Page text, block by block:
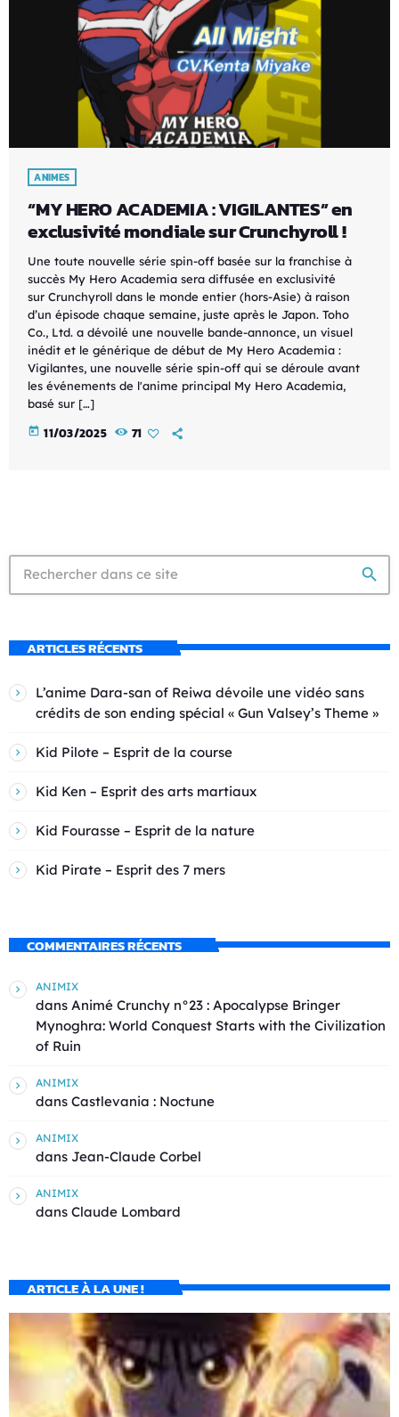
ANIMES
“MY HERO ACADEMIA : VIGILANTES” en
exclusivité mondiale sur Crunchyroll !
Une toute nouvelle série spin-off basée sur la franchise à
succès My Hero Academia sera diffusée en exclusivité
sur Crunchyroll dans le monde entier (hors-Asie) à raison
d’un épisode chaque semaine, juste après le Japon. Toho
Co., Ltd. a dévoilé une nouvelle bande-annonce, un visuel
inédit et le générique de début de My Hero Academia :
Vigilantes, une nouvelle série spin-off qui se déroule avant
les événements de l'anime principal My Hero Academia,
basé sur […]
today 11/03/2025 71
search
ARTICLES RÉCENTS
L’anime Dara-san of Reiwa dévoile une vidéo sans
crédits de son ending spécial « Gun Valsey’s Theme »
Kid Pilote – Esprit de la course
Kid Ken – Esprit des arts martiaux
Kid Fourasse – Esprit de la nature
Kid Pirate – Esprit des 7 mers
COMMENTAIRES RÉCENTS
ANIMIX
dans Animé Crunchy n°23 : Apocalypse Bringer
Mynoghra: World Conquest Starts with the Civilization
of Ruin
ANIMIX
dans Castlevania : Noctune
ANIMIX
dans Jean-Claude Corbel
ANIMIX
dans Claude Lombard
ARTICLE À LA UNE !